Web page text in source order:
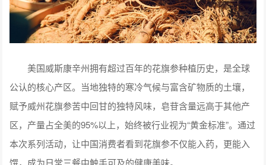
美国威斯康辛州拥有超过百年的花旗参种植历史，是全球
公认的核心产区。当地独特的寒冷气候与富含矿物质的土壤，
赋予威州花旗参苦中回甘的独特风味，皂苷含量远高于其他产
区，产量占全美的95%以上，始终被行业视为“黄金标准”。通过
本次系列活动，让中国消费者看到花旗参不仅能入药，更能入
馔，成为日常三餐中触手可及的健康美味。